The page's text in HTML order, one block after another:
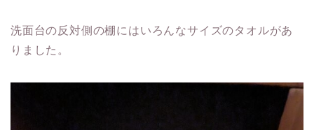
洗面台の反対側の棚にはいろんなサイズのタオルがあ
りました。